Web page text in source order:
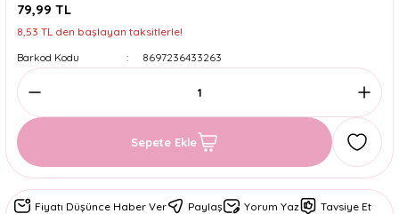
79,99 TL
8,53 TL den başlayan taksitlerle!
Barkod Kodu
8697236433263
Sepete Ekle
Fiyatı Düşünce Haber Ver Paylaş Yorum Yaz
Tavsiye Et